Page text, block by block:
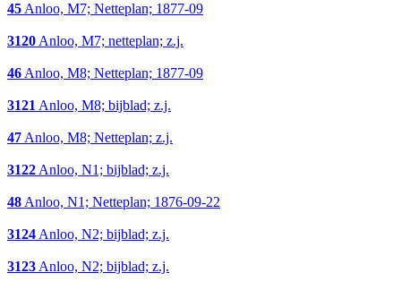
45Anloo, M7; Netteplan; 1877-09
3120Anloo, M7; netteplan; z.j.
46Anloo, M8; Netteplan; 1877-09
3121Anloo, M8; bijblad; z.j.
47Anloo, M8; Netteplan; z.j.
3122Anloo, N1; bijblad; z.j.
48Anloo, N1; Netteplan; 1876-09-22
3124Anloo, N2; bijblad; z.j.
3123Anloo, N2; bijblad; z.j.